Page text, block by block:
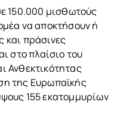
150.000 μισθωτούς
να αποκτήσουν ή
και πράσινες
στο πλαίσιο του
Ανθεκτικότητας
της Ευρωπαϊκής
155 εκατομμυρίων